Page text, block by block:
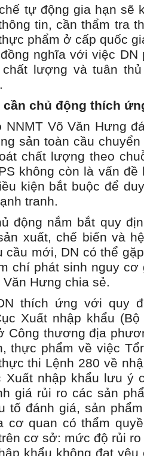
tự động gia hạn sẽ
tin, cần thẩm tra
phẩm ở cấp quốc
nghĩa với việc DN
lượng và tuân
cần chủ động thích
Võ Văn Hưng
sản toàn cầu
chất lượng theo
không còn là vấn
kiện bắt buộc để
tranh.
động nắm bắt quy
xuất, chế biến và
cầu mới, DN có thể
chí phát sinh nguy cơ
Hưng chia sẻ.
thích ứng với quy
Xuất nhập khẩu
Công thương địa
thực phẩm về việc
thi Lệnh 280 về
Xuất nhập khẩu lưu ý
giá rủi ro các sản
tố đánh giá, sản
cơ quan có thẩm
cơ sở: mức độ rủi
khẩu không đạt